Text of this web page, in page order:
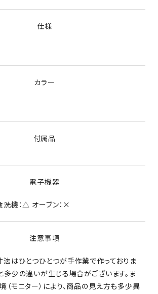
仕様
カラー
付属品
電子機器
機：△ オーブン：×
注意事項
法はひとつひとつが手作業で作っておりま
多少の違いが生じる場合がございます。ま
（モニター）により、商品の見え方も多少異